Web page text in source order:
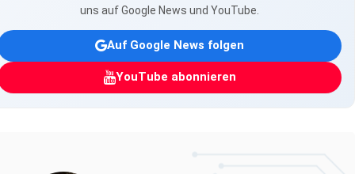
uns auf Google News und YouTube.
Auf Google News folgen
YouTube abonnieren